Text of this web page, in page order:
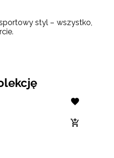
styl – wszystko,